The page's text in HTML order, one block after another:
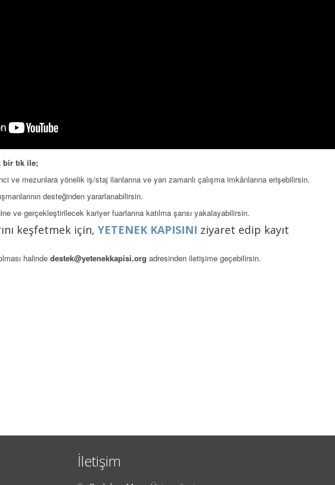
bir tık ile;
ve mezunlara yönelik iş/staj ilanlarına ve yarı zamanlı çalışma imkânlarına erişebilirsin.
desteğinden yararlanabilirsin.
ve gerçekleştirilecek kariyer fuarlarına katılma şansı yakalayabilirsin.
keşfetmek için, YETENEK KAPISINI ziyaret edip kayıt
halinde destek@yetenekkapisi.org adresinden iletişime geçebilirsin.
İletişim